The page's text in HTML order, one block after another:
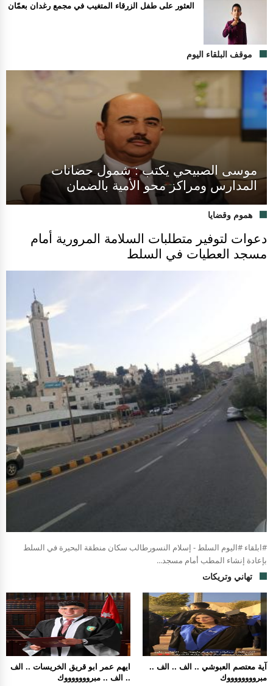
العثور على طفل الزرقاء المتغيب في مجمع رغدان بعمّان
موقف البلقاء اليوم
موسى الصبيحي يكتب : شمول حضانات
المدارس ومراكز محو الأمية بالضمان
هموم وقضايا
دعوات لتوفير متطلبات السلامة المرورية أمام
مسجد العطيات في السلط
#ابلقاء #اليوم السلط - إسلام النسورطالب سكان منطقة البحيرة في السلط
بإعادة إنشاء المطب أمام مسجد...
تهاني وتريكات
ايهم عمر ابو قريق الخريسات .. الف
.. الف .. مبروووووووك
آية معتصم العبوشي .. الف .. الف ..
مبرووووووووك